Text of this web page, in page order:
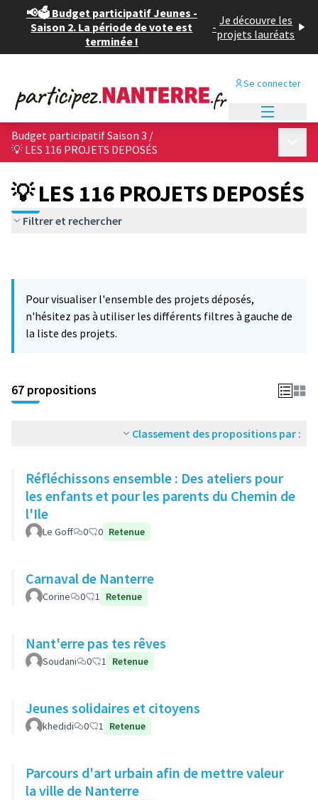
📢🗳️ Budget participatif Jeunes -
Saison 2. La période de vote est
terminée !
- Je découvre les
projets lauréats
Se connecter
Budget participatif Saison 3 /
💡 LES 116 PROJETS DEPOSÉS
💡 LES 116 PROJETS DEPOSÉS
Filtrer et rechercher
Pour visualiser l'ensemble des projets déposés,
n'hésitez pas à utiliser les différents filtres à gauche de
la liste des projets.
67 propositions
Classement des propositions par :
Réfléchissons ensemble : Des ateliers pour
les enfants et pour les parents du Chemin de
l'Ile
Le Goff 0 0 Retenue
Carnaval de Nanterre
Corine 0 1 Retenue
Nant'erre pas tes rêves
Soudani 0 1 Retenue
Jeunes solidaires et citoyens
khedidi 0 1 Retenue
Parcours d'art urbain afin de mettre valeur
la ville de Nanterre